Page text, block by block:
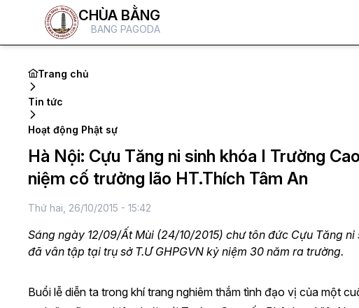
CHÙA BẰNG
BANG PAGODA
Trang chủ
Tin tức
Hoạt động Phật sự
Hà Nội: Cựu Tăng ni sinh khóa I Trường
niệm cố trưởng lão HT.Thích Tâm An
Thứ hai, 26/10/2015 - 15:42
Sáng ngày 12/09/Ất Mùi (24/10/2015) chư tôn đức Cựu Tăng
đã vân tập tại trụ sở T.Ư GHPGVN kỷ niệm 30 năm ra trường.
Buổi lễ diễn ta trong khí trang nghiêm thắm tình đạo vị của một